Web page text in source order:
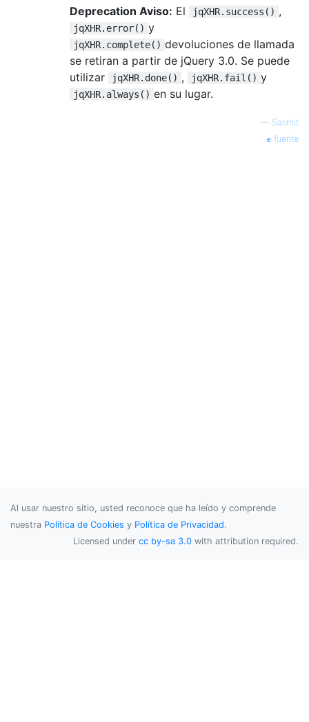
Deprecation Aviso: El jqXHR.success() ,
jqXHR.error() y
jqXHR.complete() devoluciones de llamada
se retiran a partir de jQuery 3.0. Se puede
utilizar
jqXHR.done() , jqXHR.fail() y
jqXHR.always() en su lugar.
— Sasmit
fuente
Al usar nuestro sitio, usted reconoce que ha leído y comprende
nuestra Política de Cookies y Política de Privacidad.
Licensed under cc by-sa 3.0 with attribution required.